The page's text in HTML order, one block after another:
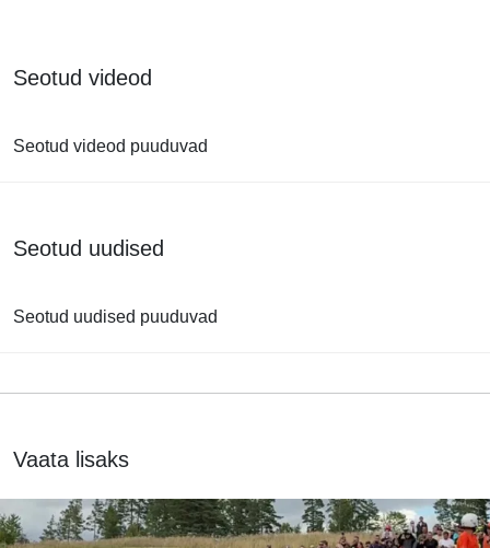
Seotud videod
Seotud videod puuduvad
Seotud uudised
Seotud uudised puuduvad
Vaata lisaks